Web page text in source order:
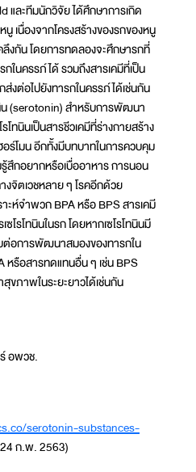
และทีมนักวิจัย ได้ศึกษาการเกิด
เนื่องจากโครงสร้างของรกของหนู
กัน โดยการทดลองจะศึกษารกที่
ในครรภ์ได้ รวมถึงสารเคมีที่เป็น
งต่อไปยังทารกในครรภ์ได้เช่นกัน
น (serotonin) สำหรับการพัฒนา
โทนินเป็นสารชีวเคมีที่ร่างกายสร้าง
อร์โมน อีกทั้งมีบทบาทในการควบคุม
กอยากหรือเบื่ออาหาร การนอน
งจิตเวชหลาย ๆ โรคอีกด้วย
าะห์จำพวก BPA หรือ BPS สารเคมี
โรโทนินในรก โดยหากเซโรโทนินมี
ต่อการพัฒนาสมองของทารกใน
หรือสารทดแทนอื่น ๆ เช่น BPS
ภาพในระยะยาวได้เช่นกัน
อพวช.
serotonin-substances-
ก.พ. 2563)